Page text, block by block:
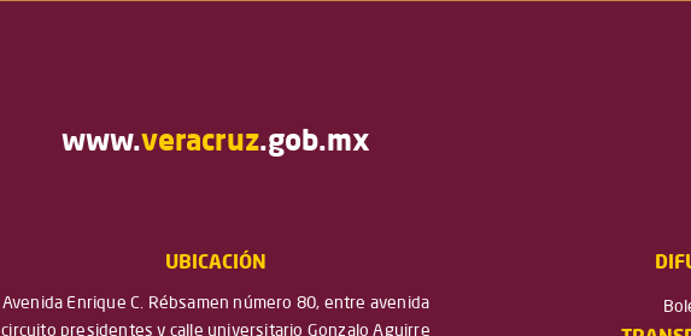
www.veracruz.gob.mx
UBICACIÓN
Avenida Enrique C. Rébsamen número 80, entre avenida
circuito presidentes y calle universitario Gonzalo Aguirre